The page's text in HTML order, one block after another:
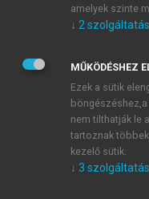
Kérek értesítést a
Kérek értesítést az
Adatkezelési
veszem és
Általános
mersz.huoldalak
tudomásul veszem
amelyek szinte
↓ 2 szolgáltatás
MŰKÖDÉSHEZ
Ezek a sütik
nem tilthatják le
tartoznak
kezelő sütik.
↓ 3 szolgáltatás